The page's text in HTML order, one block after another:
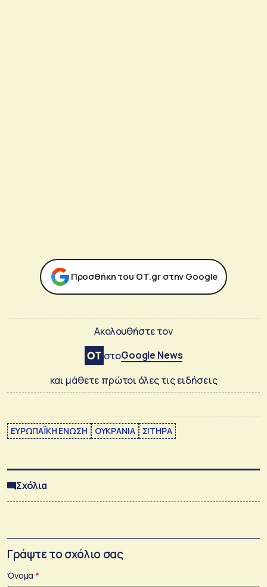
Προσθήκη του ΟΤ.gr στην Google
Ακολουθήστε τον
στοGoogle News
και μάθετε πρώτοι όλες τις ειδήσεις
ΕΥΡΩΠΑΪΚΗ ΕΝΩΣΗ ΟΥΚΡΑΝΙΑ ΣΙΤΗΡΑ
Σχόλια
Γράψτε το σχόλιο σας
Όνομα